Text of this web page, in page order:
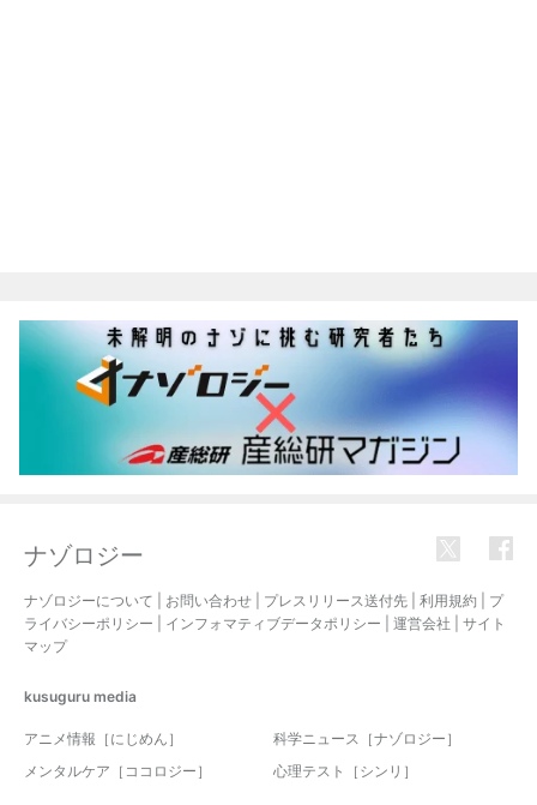
ナゾロジー
ナゾロジーについて お問い合わせ プレスリリース送付先 利用規約
プ
ライバシーポリシー
インフォマティブデータポリシー 運営会社
サイト
マップ
kusuguru media
アニメ情報［にじめん］
科学ニュース［ナゾロジー］
メンタルケア［ココロジー］
心理テスト［シンリ］